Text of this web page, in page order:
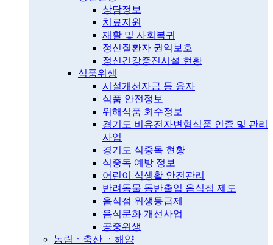
상담정보
치료지원
재활 및 사회복귀
정신질환자 권익보호
정신건강증진시설 현황
식품위생
시설개선자금 등 융자
식품 안전정보
위해식품 회수정보
경기도 비유전자변형식품 인증 및 관리
사업
경기도 식중독 현황
식중독 예방 정보
어린이 식생활 안전관리
반려동물 동반출입 음식점 제도
음식점 위생등급제
음식문화 개선사업
공중위생
농림ㆍ축산 ㆍ해양